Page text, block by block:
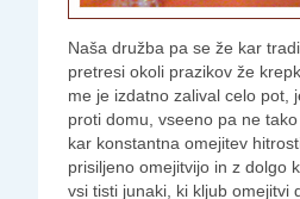
Naša družba pa se že kar
pretresi okoli prazikov že
me je izdatno zalival celo pot,
proti domu, vseeno pa ne
kar konstantna omejitev
prisiljeno omejitvijo in z dolgo
vsi tisti junaki, ki kljub omejitvi